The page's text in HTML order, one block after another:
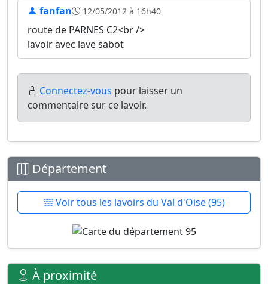
fanfan 12/05/2012 à 16h40
route de PARNES C2<br />
lavoir avec lave sabot
Connectez-vous pour laisser un
commentaire sur ce lavoir.
Département
Voir tous les lavoirs du Val d'Oise (95)
À proximité